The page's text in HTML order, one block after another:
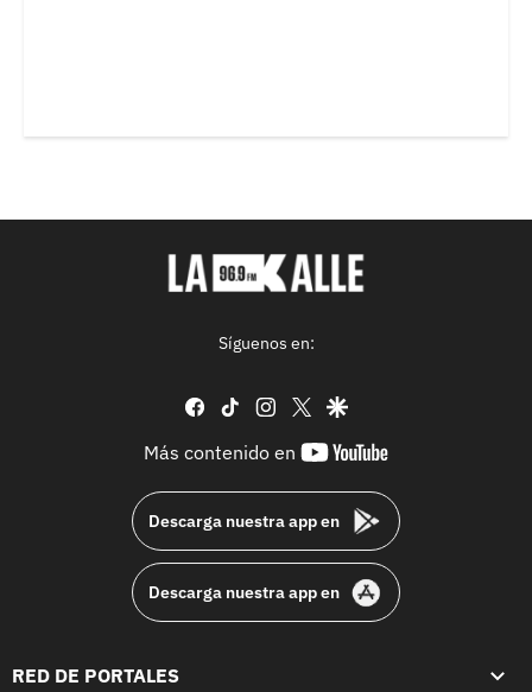
Síguenos en:
facebook
tiktok instagram
twittergoogle
Más contenido en
youtube-
Descarga nuestra app en
Descarga nuestra app en
RED DE PORTALES